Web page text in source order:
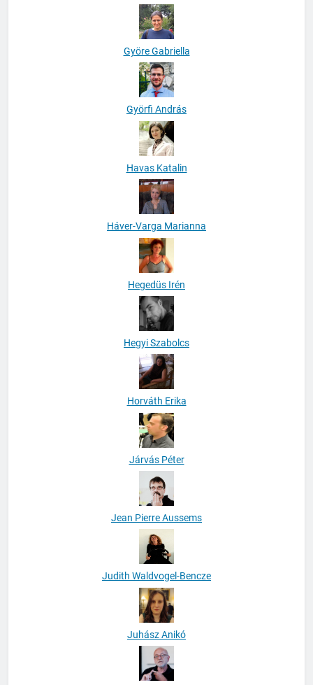
Györe Gabriella
Györfi András
Havas Katalin
Háver-Varga Marianna
Hegedüs Irén
Hegyi Szabolcs
Horváth Erika
Járvás Péter
Jean Pierre Aussems
Judith Waldvogel-Bencze
Juhász Anikó